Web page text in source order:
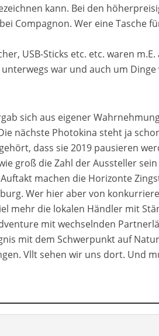
kann. Bei den
Compagnon. Wer eine Tasche
USB-Sticks etc. etc. waren
war und auch um
sich aus eigener
nächste Photokina steht ja
dass sie 2019 pausieren
groß die Zahl der Aussteller
machen die Horizonte
Wer hier aber von
mehr die lokalen Händler mit
mit wechselnden
mit dem Schwerpunkt auf
Vllt sehen wir uns dort. Und